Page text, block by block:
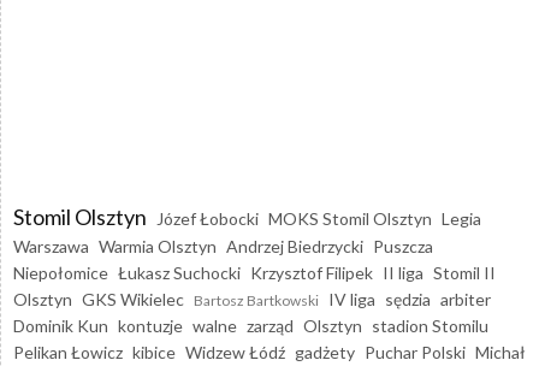
Stomil Olsztyn Józef Łobocki MOKS Stomil Olsztyn Legia
Warszawa Warmia Olsztyn Andrzej Biedrzycki Puszcza
Niepołomice Łukasz Suchocki Krzysztof Filipek II liga Stomil II
Olsztyn GKS Wikielec Bartosz Bartkowski IV liga sędzia arbiter
Dominik Kun kontuzje walne zarząd Olsztyn stadion Stomilu
Pelikan Łowicz kibice Widzew Łódź gadżety Puchar Polski Michał